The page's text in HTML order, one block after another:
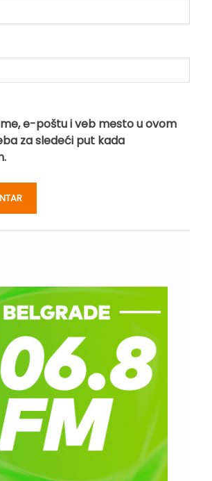
e-poštu i veb mesto u ovom
za sledeći put kada